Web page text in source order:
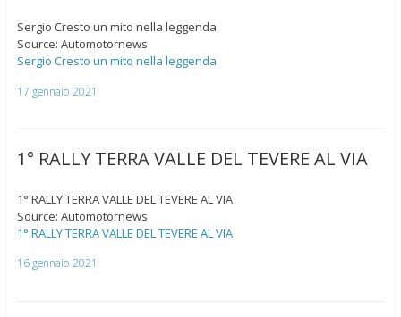
Sergio Cresto un mito nella leggenda
Source: Automotornews
Sergio Cresto un mito nella leggenda
17 gennaio 2021
1° RALLY TERRA VALLE DEL TEVERE AL VIA
1° RALLY TERRA VALLE DEL TEVERE AL VIA
Source: Automotornews
1° RALLY TERRA VALLE DEL TEVERE AL VIA
16 gennaio 2021